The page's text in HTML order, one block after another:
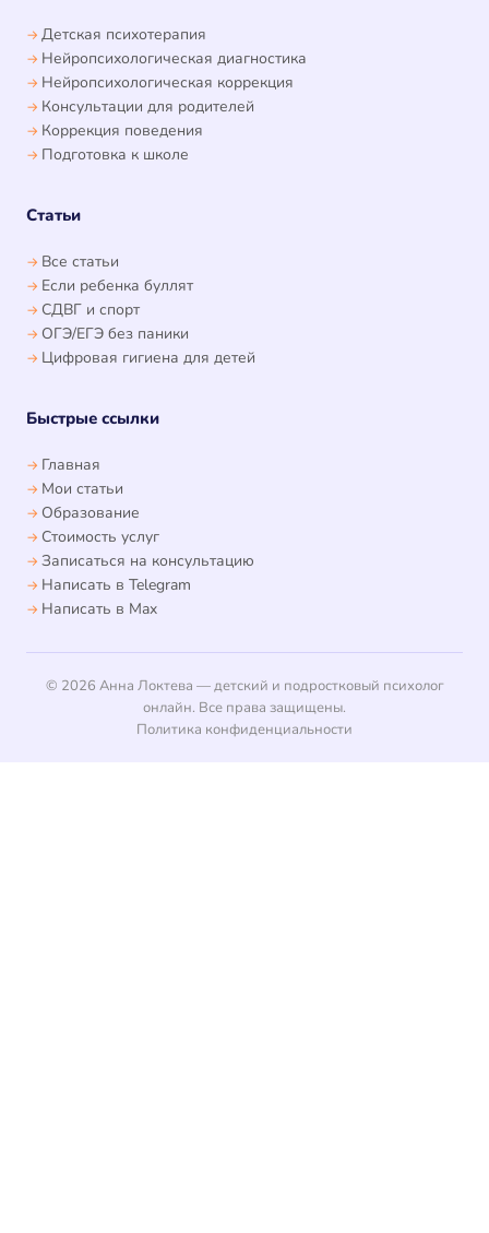
Детская психотерапия
Нейропсихологическая диагностика
Нейропсихологическая коррекция
Консультации для родителей
Коррекция поведения
Подготовка к школе
Статьи
Все статьи
Если ребенка буллят
СДВГ и спорт
ОГЭ/ЕГЭ без паники
Цифровая гигиена для детей
Быстрые ссылки
Главная
Мои статьи
Образование
Стоимость услуг
Записаться на консультацию
Написать в Telegram
Написать в Max
© 2026 Анна Локтева — детский и подростковый психолог
онлайн. Все права защищены.
Политика конфиденциальности